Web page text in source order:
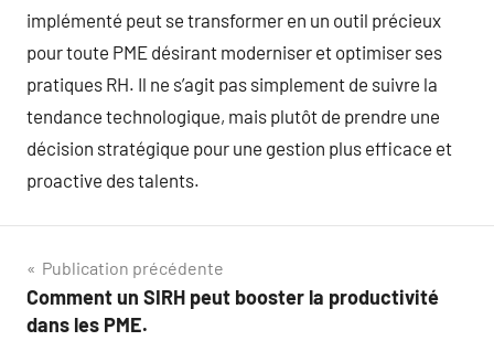
implémenté peut se transformer en un outil précieux
pour toute PME désirant moderniser et optimiser ses
pratiques RH. Il ne s’agit pas simplement de suivre la
tendance technologique, mais plutôt de prendre une
décision stratégique pour une gestion plus efficace et
proactive des talents.
Navigation
de
Publication précédente
Comment un SIRH peut booster la productivité
dans les PME.